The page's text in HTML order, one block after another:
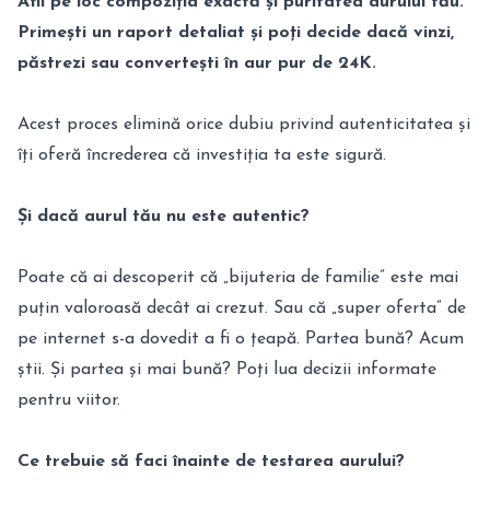
Primești un raport detaliat și poți decide dacă vinzi,
păstrezi sau convertești în aur pur de 24K.
Acest proces elimină orice dubiu privind autenticitatea și
îți oferă încrederea că investiția ta este sigură.
Și dacă aurul tău nu este autentic?
Poate că ai descoperit că „bijuteria de familie” este mai
puțin valoroasă decât ai crezut. Sau că „super oferta” de
pe internet s-a dovedit a fi o țeapă. Partea bună? Acum
știi. Și partea și mai bună? Poți lua decizii informate
pentru viitor.
Ce trebuie să faci înainte de testarea aurului?